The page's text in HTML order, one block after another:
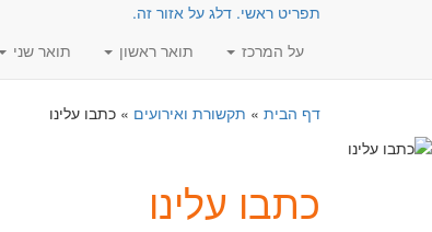
תפריט ראשי. דלג על אזור זה.
על המרכז
תואר ראשון תואר שני
דף הבית » תקשורת ואירועים » כתבו עלינו
כתבו עלינו